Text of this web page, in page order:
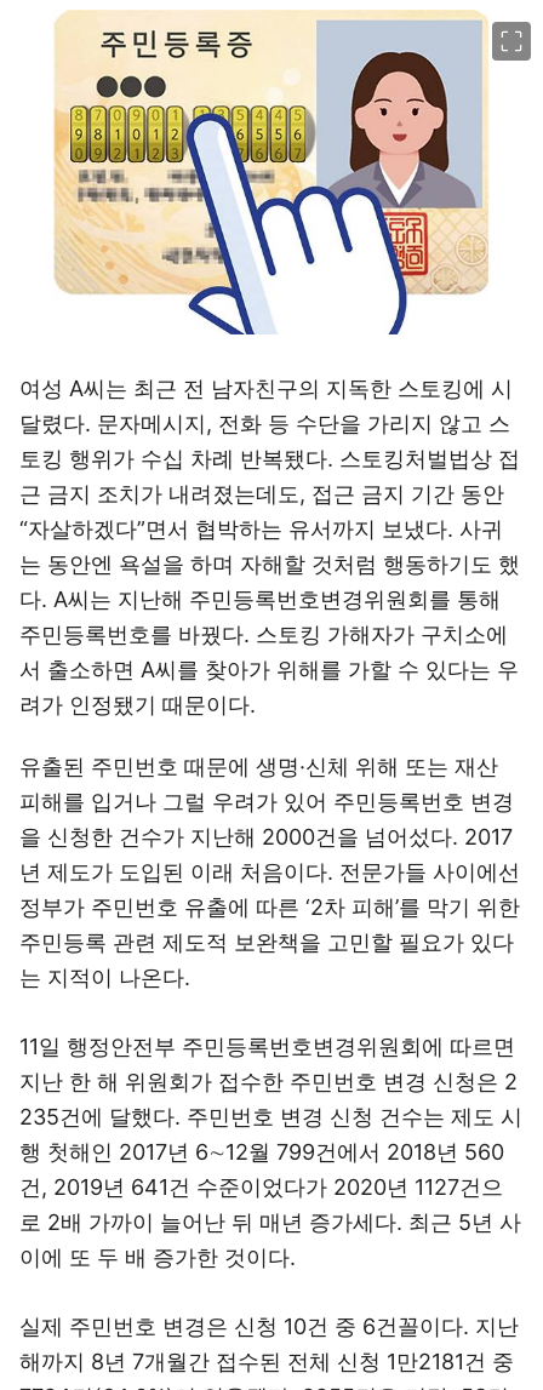
여성 A씨는 최근 전 남자친구의 지독한 스토킹에 시
달렸다. 문자메시지, 전화 등 수단을 가리지 않고 스
토킹 행위가 수십 차례 반복됐다. 스토킹처벌법상 접
근 금지 조치가 내려졌는데도, 접근 금지 기간 동안
“자살하겠다”면서 협박하는 유서까지 보냈다. 사귀
는 동안엔 욕설을 하며 자해할 것처럼 행동하기도 했
다. A씨는 지난해 주민등록번호변경위원회를 통해
주민등록번호를 바꿨다. 스토킹 가해자가 구치소에
서 출소하면 A씨를 찾아가 위해를 가할 수 있다는 우
려가 인정됐기 때문이다.
유출된 주민번호 때문에 생명·신체 위해 또는 재산
피해를 입거나 그럴 우려가 있어 주민등록번호 변경
을 신청한 건수가 지난해 2000건을 넘어섰다. 2017
년 제도가 도입된 이래 처음이다. 전문가들 사이에선
정부가 주민번호 유출에 따른 ‘2차 피해’를 막기 위한
주민등록 관련 제도적 보완책을 고민할 필요가 있다
는 지적이 나온다.
11일 행정안전부 주민등록번호변경위원회에 따르면
지난 한 해 위원회가 접수한 주민번호 변경 신청은 2
235건에 달했다. 주민번호 변경 신청 건수는 제도 시
행 첫해인 2017년 6∼12월 799건에서 2018년 560
건, 2019년 641건 수준이었다가 2020년 1127건으
로 2배 가까이 늘어난 뒤 매년 증가세다. 최근 5년 사
이에 또 두 배 증가한 것이다.
실제 주민번호 변경은 신청 10건 중 6건꼴이다. 지난
해까지 8년 7개월간 접수된 전체 신청 1만2181건 중